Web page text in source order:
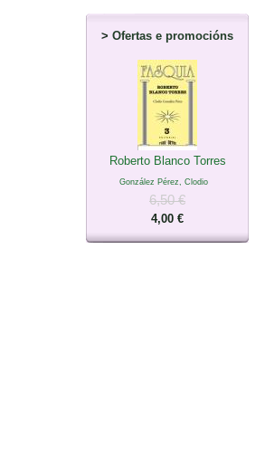
> Ofertas e promocións
Roberto Blanco Torres
González Pérez, Clodio
6,50 €
4,00 €